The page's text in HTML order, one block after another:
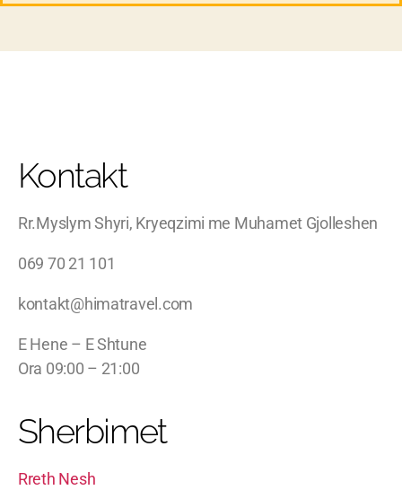
Kontakt
Rr.Myslym Shyri, Kryeqzimi me Muhamet Gjolleshen
069 70 21 101
kontakt@himatravel.com
E Hene – E Shtune
Ora 09:00 – 21:00
Sherbimet
Rreth Nesh